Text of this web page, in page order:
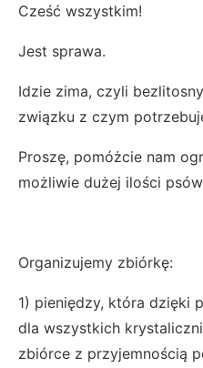
Cześć wszystkim!
Jest sprawa.
Idzie zima, czyli
związku z czym
Proszę, pomóżcie nam
możliwie dużej ilości
Organizujemy zbiórkę:
1) pieniędzy, która dzięki
dla wszystkich
zbiórce z przyjemnością